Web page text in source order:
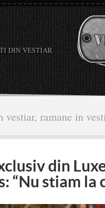
DIN VESTIAR
vestiar, ramane in
din
“Nu stiam la